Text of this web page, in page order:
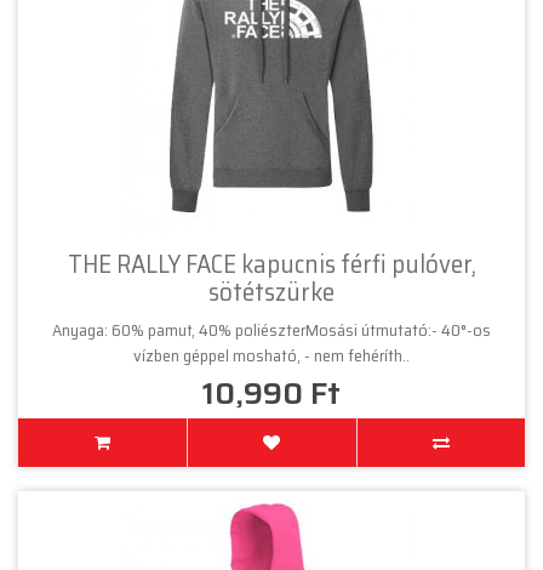
THE RALLY FACE kapucnis férfi pulóver,
sötétszürke
Anyaga: 60% pamut, 40% poliészterMosási útmutató:- 40°-os
vízben géppel mosható, - nem fehéríth..
10,990 Ft